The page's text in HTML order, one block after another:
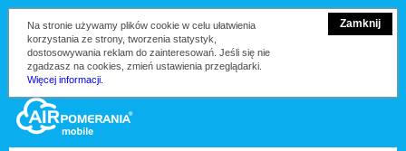
Zamknij
Na stronie używamy plików cookie w celu ułatwienia
korzystania ze strony, tworzenia statystyk,
dostosowywania reklam do zainteresowań. Jeśli się nie
zgadzasz na cookies, zmień ustawienia przeglądarki.
Więcej informacji.